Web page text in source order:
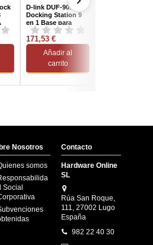
45
D-link DUF-901/E
Docking Station 9
en 1 Base para
Portátil y
Replicador de
puertos...
171,53 €
Añadir al
carrito
Nosotros
somos
Social
Contacto
Hardware Online
SL
Rúa San Roque,
111, 27002 Lugo
España
982 22 40 30